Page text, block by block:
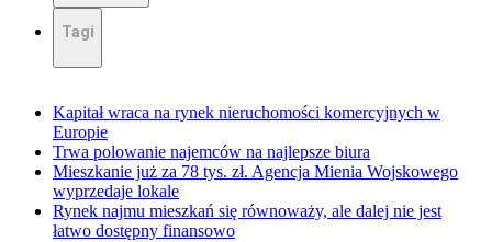
Tagi
Kapitał wraca na rynek nieruchomości komercyjnych w
Europie
Trwa polowanie najemców na najlepsze biura
Mieszkanie już za 78 tys. zł. Agencja Mienia Wojskowego
wyprzedaje lokale
Rynek najmu mieszkań się równoważy, ale dalej nie jest
łatwo dostępny finansowo